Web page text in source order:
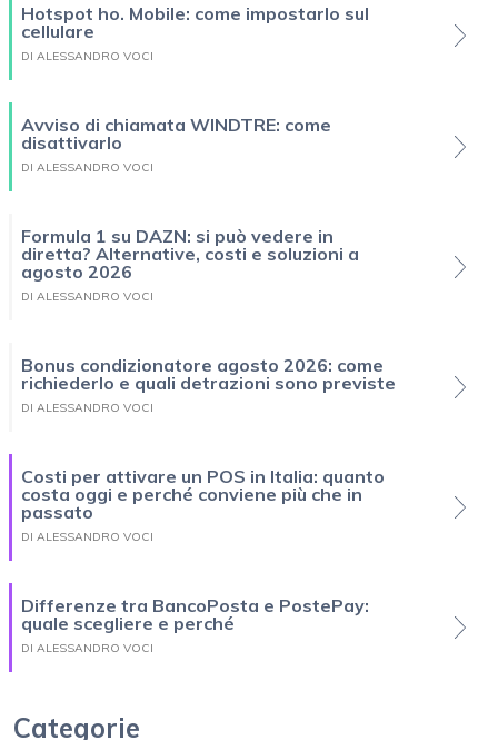
Hotspot ho. Mobile: come impostarlo sul
cellulare
DI ALESSANDRO VOCI
Avviso di chiamata WINDTRE: come
disattivarlo
DI ALESSANDRO VOCI
Formula 1 su DAZN: si può vedere in
diretta? Alternative, costi e soluzioni a
agosto 2026
DI ALESSANDRO VOCI
Bonus condizionatore agosto 2026: come
richiederlo e quali detrazioni sono previste
DI ALESSANDRO VOCI
Costi per attivare un POS in Italia: quanto
costa oggi e perché conviene più che in
passato
DI ALESSANDRO VOCI
Differenze tra BancoPosta e PostePay:
quale scegliere e perché
DI ALESSANDRO VOCI
Categorie